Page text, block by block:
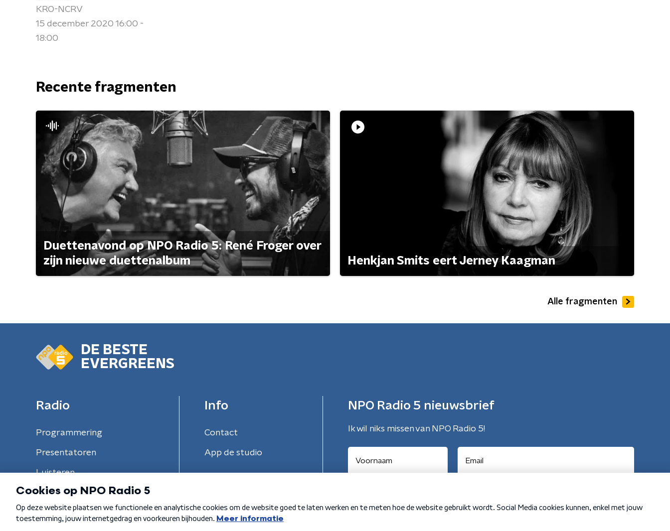
KRO-NCRV
15 december 2020 16:00 -
18:00
Recente fragmenten
Duettenavond op NPO Radio 5: René Froger over
zijn nieuwe duettenalbum
Henkjan Smits eert Jerney Kaagman
Alle fragmenten
DE BESTE
EVERGREENS
Radio
Programmering
Presentatoren
Luisteren
Info
Contact
App de studio
NPO Radio 5 nieuwsbrief
Ik wil niks missen van NPO Radio 5!
Algemene voorwaarden Privacybeleid